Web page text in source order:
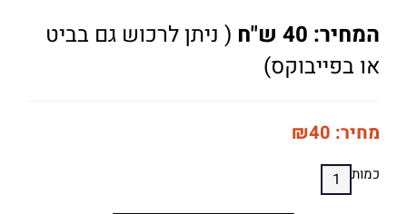
המחיר: 40 ש"ח
( ניתן לרכוש גם בביט
או בפייבוקס)
מחיר: ₪40
כמות